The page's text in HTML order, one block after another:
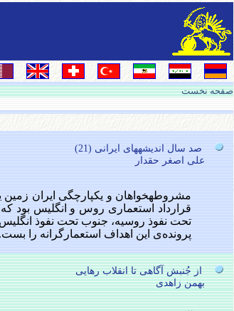
صفحه نخست
صد سال اندیشه‏های ایرانی (21)
علی اصغر حقدار
مشروطه‏خواهان و یکپارچگی ایران زمین
تحت‌ نفوذ روسیه‌، جنوب‌ تحت‌ نفوذ
پرونده‌ی‌ این‌ اهداف‌ استعمارگرانه‌ را بست‌. این‌ قرارداد در 31 اوت‌ 1907
از جُنبش آگاهی تا انقلاب رهایی
بهمن زاهدی